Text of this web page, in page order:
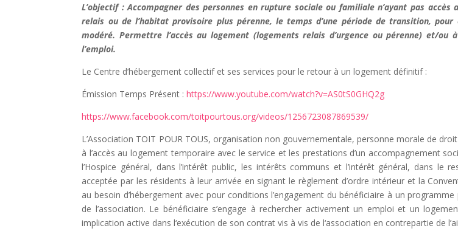
L’objectif : Accompagner des personnes en rupture sociale ou familiale n’ayant pas
relais ou de l’habitat provisoire plus pérenne, le temps d’une période de transition,
modéré. Permettre l’accès au logement (logements relais d’urgence ou pérenne) et/
l’emploi.
Le Centre d’hébergement collectif et ses services pour le retour à un logement définitif :
Émission Temps Présent :https://www.youtube.com/watch?v=AS0tS0GHQ2g
https://www.facebook.com/toitpourtous.org/videos/1256723087869539/
L’Association TOIT POUR TOUS, organisation non gouvernementale, personne morale de
à l’accès au logement temporaire avec le service et les prestations d’un accompagnement
l’Hospice général, dans l’intérêt public, les intérêts communs et l’intérêt général, dans le
acceptée par les résidents à leur arrivée en signant le règlement d’ordre intérieur et la
au besoin d’hébergement avec pour conditions l’engagement du bénéficiaire à un
de l’association. Le bénéficiaire s’engage à rechercher activement un emploi et un
implication active dans l‘exécution de son contrat vis à vis de l‘association en contrepartie de